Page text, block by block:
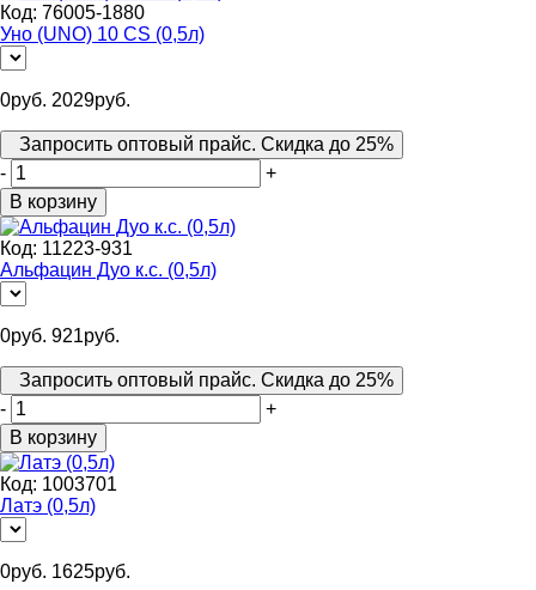
Код: 76005-1880
Уно (UNO) 10 CS (0,5л)
0руб. 2029руб.
Запросить оптовый прайс. Скидка до 25%
-
+
В корзину
Код: 11223-931
Альфацин Дуо к.с. (0,5л)
0руб. 921руб.
Запросить оптовый прайс. Скидка до 25%
-
+
В корзину
Код: 1003701
Латэ (0,5л)
0руб. 1625руб.